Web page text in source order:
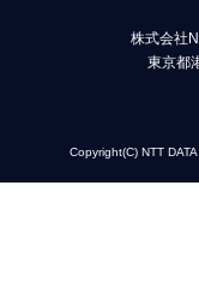
株式会社
東京都
Copyright(C) NTT